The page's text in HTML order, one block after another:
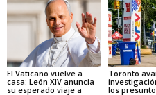
El Vaticano vuelve a
casa: León XIV anuncia
su esperado viaje a
Toronto
los